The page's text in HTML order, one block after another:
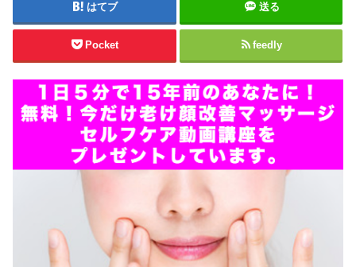
はてブ 送る
Pocket feedly